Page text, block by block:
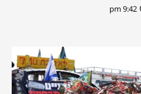
9:42 pm